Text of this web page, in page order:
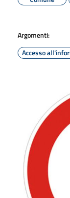
Argomenti:
Accesso